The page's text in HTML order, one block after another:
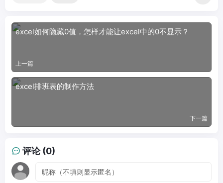
excel如何隐藏0值，怎样才能让excel中的0不显示？
上一篇
excel排班表的制作方法
下一篇
评论 (0)